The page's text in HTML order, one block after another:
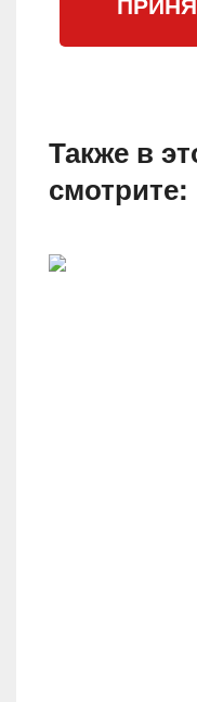
Также в
смотрите: